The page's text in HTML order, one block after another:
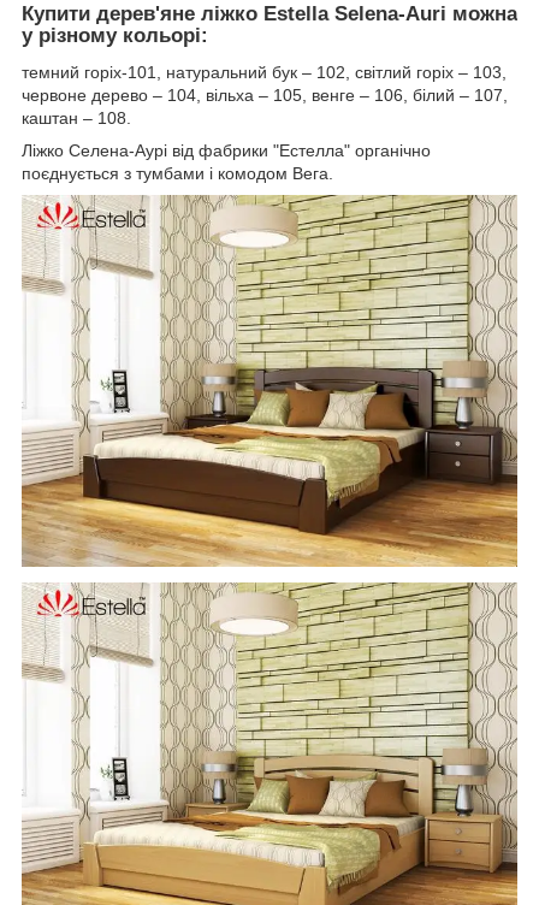
Купити дерев'яне ліжко Estella Selena-Auri можна
у різному кольорі:
темний горіх-101, натуральний бук – 102, світлий горіх – 103,
червоне дерево – 104, вільха – 105, венге – 106, білий – 107,
каштан – 108.
Ліжко Селена-Аурі від фабрики "Естелла" органічно
поєднується з тумбами і комодом Вега.